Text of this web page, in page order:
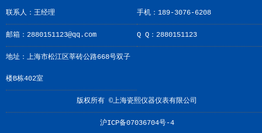
联系人：王经理 手机：189-3076-6208
邮箱：2880151123@qq.com Q Q：2880151123
地址：上海市松江区莘砖公路668号双子
楼B栋402室
版权所有 ©上海瓷熙仪器仪表有限公司
沪ICP备07036704号-4